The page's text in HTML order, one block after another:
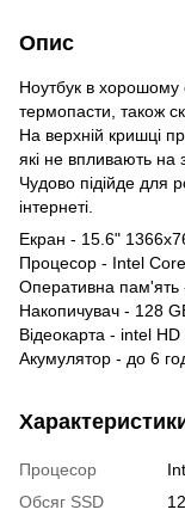
Опис
Ноутбук в хорошому
термопасти, також
На верхній кришці
які не впливають на
Чудово підійде для
інтернеті.
Екран - 15.6"
Процесор - Intel
Оперативна пам'ять
Накопичувач - 128
Відеокарта - intel
Акумулятор - до 6
Процесор
Обсяг SSD